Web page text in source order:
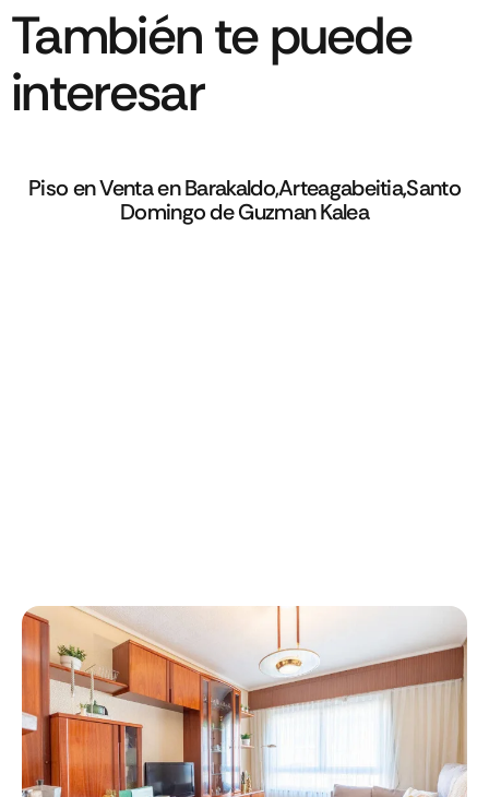
También te puede
interesar
Piso en Venta en Barakaldo,Arteagabeitia,Santo
Domingo de Guzman Kalea